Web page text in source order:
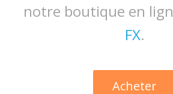
notre boutique en
FX.
Acheter